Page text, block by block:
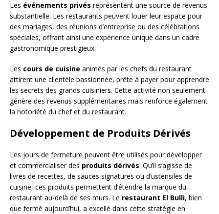
Les événements privés représentent une source de revenus
substantielle. Les restaurants peuvent louer leur espace pour
des mariages, des réunions d’entreprise ou des célébrations
spéciales, offrant ainsi une expérience unique dans un cadre
gastronomique prestigieux.
Les cours de cuisine animés par les chefs du restaurant
attirent une clientèle passionnée, prête à payer pour apprendre
les secrets des grands cuisiniers. Cette activité non seulement
génère des revenus supplémentaires mais renforce également
la notoriété du chef et du restaurant.
Développement de Produits Dérivés
Les jours de fermeture peuvent être utilisés pour développer
et commercialiser des produits dérivés. Qu’il s’agisse de
livres de recettes, de sauces signatures ou d’ustensiles de
cuisine, ces produits permettent d’étendre la marque du
restaurant au-delà de ses murs. Le restaurant El Bulli, bien
que fermé aujourd’hui, a excellé dans cette stratégie en